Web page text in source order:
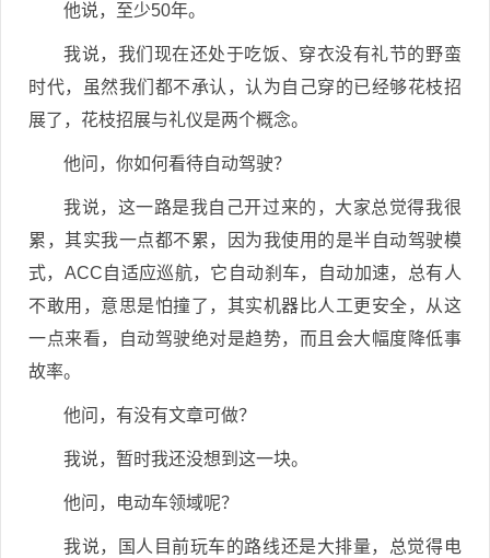
他说，至少50年。
我说，我们现在还处于吃饭、穿衣没有礼节的野蛮
时代，虽然我们都不承认，认为自己穿的已经够花枝招
展了，花枝招展与礼仪是两个概念。
他问，你如何看待自动驾驶？
我说，这一路是我自己开过来的，大家总觉得我很
累，其实我一点都不累，因为我使用的是半自动驾驶模
式，ACC自适应巡航，它自动刹车，自动加速，总有人
不敢用，意思是怕撞了，其实机器比人工更安全，从这
一点来看，自动驾驶绝对是趋势，而且会大幅度降低事
故率。
他问，有没有文章可做？
我说，暂时我还没想到这一块。
他问，电动车领域呢？
我说，国人目前玩车的路线还是大排量，总觉得电